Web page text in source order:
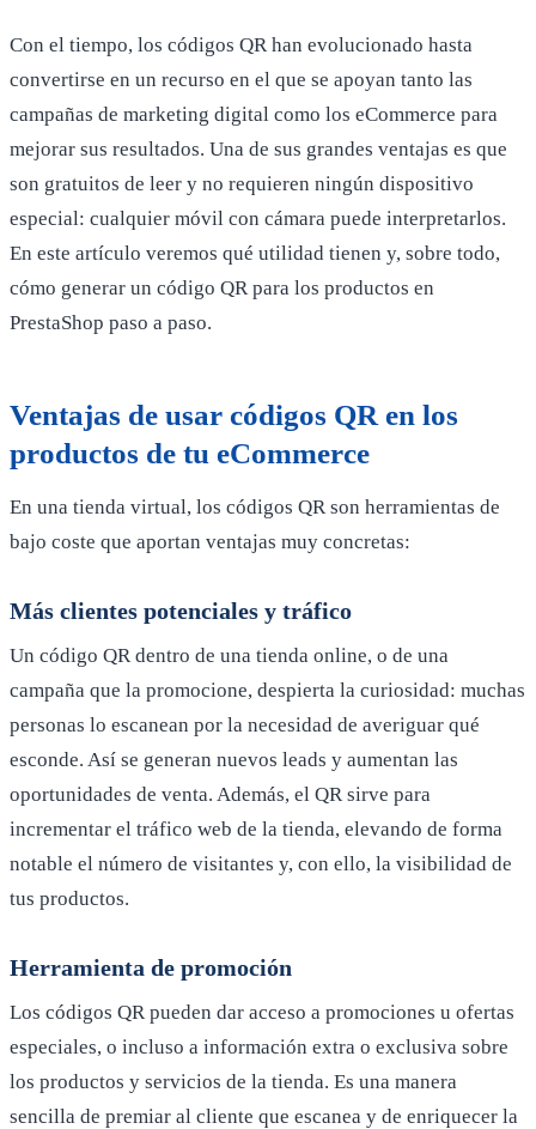
Con el tiempo, los códigos QR han evolucionado hasta
convertirse en un recurso en el que se apoyan tanto las
campañas de marketing digital como los eCommerce para
mejorar sus resultados. Una de sus grandes ventajas es que
son gratuitos de leer y no requieren ningún dispositivo
especial: cualquier móvil con cámara puede interpretarlos.
En este artículo veremos qué utilidad tienen y, sobre todo,
cómo generar un código QR para los productos en
PrestaShop paso a paso.
Ventajas de usar códigos QR en los
productos de tu eCommerce
En una tienda virtual, los códigos QR son herramientas de
bajo coste que aportan ventajas muy concretas:
Más clientes potenciales y tráfico
Un código QR dentro de una tienda online, o de una
campaña que la promocione, despierta la curiosidad: muchas
personas lo escanean por la necesidad de averiguar qué
esconde. Así se generan nuevos leads y aumentan las
oportunidades de venta. Además, el QR sirve para
incrementar el tráfico web de la tienda, elevando de forma
notable el número de visitantes y, con ello, la visibilidad de
tus productos.
Herramienta de promoción
Los códigos QR pueden dar acceso a promociones u ofertas
especiales, o incluso a información extra o exclusiva sobre
los productos y servicios de la tienda. Es una manera
sencilla de premiar al cliente que escanea y de enriquecer la